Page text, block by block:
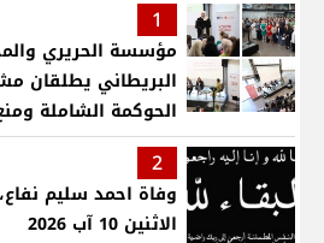
1
مؤسسة الحريري
البريطاني يطلقان
الحوكمة الشاملة
2
وفاة احمد سليم
الاثنين 10 آب 2026